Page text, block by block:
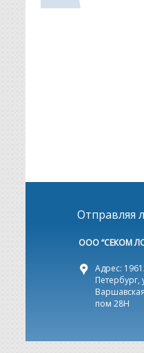
Отправляя
ООО “СЕКОМ
Адрес:
Петербург,
пом 28Н